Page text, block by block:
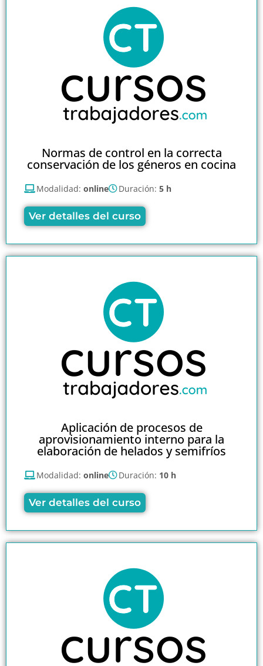
Normas de control en la correcta
conservación de los géneros en cocina
Modalidad: online Duración: 5 h
Ver detalles del curso
Aplicación de procesos de
aprovisionamiento interno para la
elaboración de helados y semifríos
Modalidad: online Duración: 10 h
Ver detalles del curso